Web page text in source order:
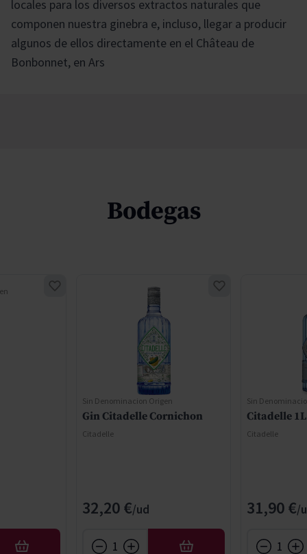
locales para los diversos extractos naturales que
componen nuestra ginebra e, incluso, llegar a producir
algunos de ellos directamente en el Château de
Bonbonnet, en Ars
Bodegas
AÑADIR
Sin Denominacion Origen
Gin Citadelle Cornichon
Citadelle
32,20 €
AÑADIR
Sin
Citadelle 1L
Citadelle
31,90 €